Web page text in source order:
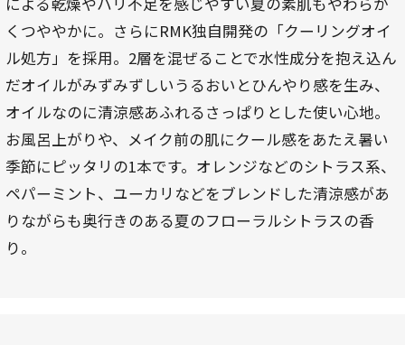
くつややかに。さらにRMK独自開発の「クーリングオイ
ル処方」を採用。2層を混ぜることで水性成分を抱え込ん
だオイルがみずみずしいうるおいとひんやり感を生み、
オイルなのに清涼感あふれるさっぱりとした使い心地。
お風呂上がりや、メイク前の肌にクール感をあたえ暑い
季節にピッタリの1本です。オレンジなどのシトラス系、
ペパーミント、ユーカリなどをブレンドした清涼感があ
りながらも奥行きのある夏のフローラルシトラスの香
り。